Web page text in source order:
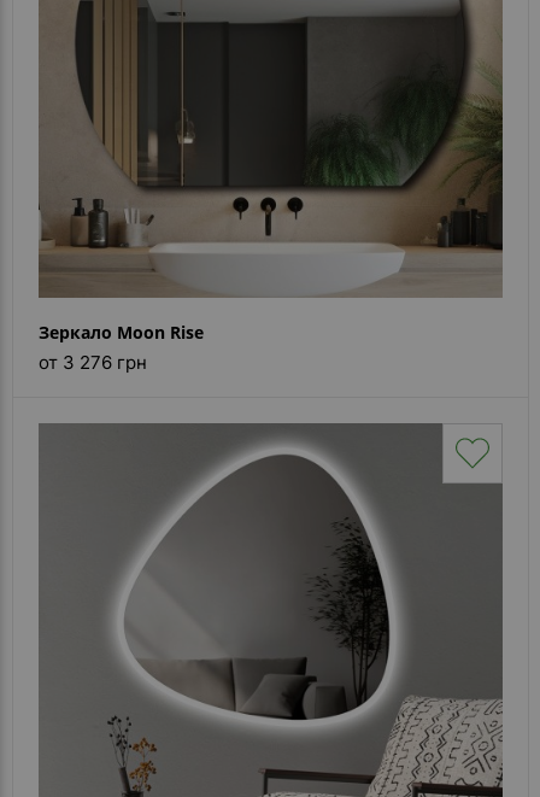
Зеркало Moon Rise
от 3 276 грн